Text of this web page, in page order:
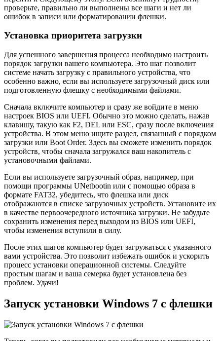
проверьте, правильно ли выполнены все шаги и нет ли
ошибок в записи или форматировании флешки.
Установка приоритета загрузки
Для успешного завершения процесса необходимо настроить
порядок загрузки вашего компьютера. Это шаг позволит
системе начать загрузку с правильного устройства, что
особенно важно, если вы используете загрузочный диск или
подготовленную флешку с необходимыми файлами.
Сначала включите компьютер и сразу же войдите в меню
настроек BIOS или UEFI. Обычно это можно сделать, нажав
клавишу, такую как F2, DEL или ESC, сразу после включения
устройства. В этом меню ищите раздел, связанный с порядком
загрузки или Boot Order. Здесь вы сможете изменить порядок
устройств, чтобы сначала загружался ваш накопитель с
установочными файлами.
Если вы используете загрузочный образ, например, при
помощи программы UNetbootin или с помощью образа в
формате FAT32, убедитесь, что флешка или диск
отображаются в списке загрузочных устройств. Установите их
в качестве первоочередного источника загрузки. Не забудьте
сохранить изменения перед выходом из BIOS или UEFI,
чтобы изменения вступили в силу.
После этих шагов компьютер будет загружаться с указанного
вами устройства. Это позволит избежать ошибок и ускорить
процесс установки операционной системы. Следуйте
простым шагам и ваша семерка будет установлена без
проблем. Удачи!
Запуск установки Windows 7 с флешки